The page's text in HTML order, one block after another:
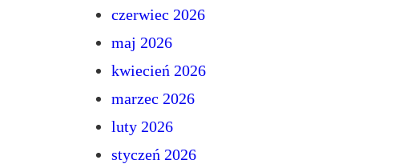
czerwiec 2026
maj 2026
kwiecień 2026
marzec 2026
luty 2026
styczeń 2026